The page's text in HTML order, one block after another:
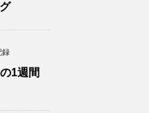
録
1週間